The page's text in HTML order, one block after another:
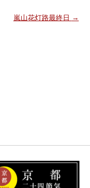
嵐山花灯路最終日 →